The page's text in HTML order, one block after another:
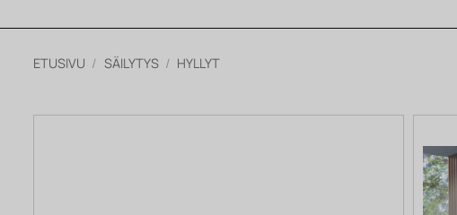
ETUSIVU / SÄILYTYS / HYLLYT